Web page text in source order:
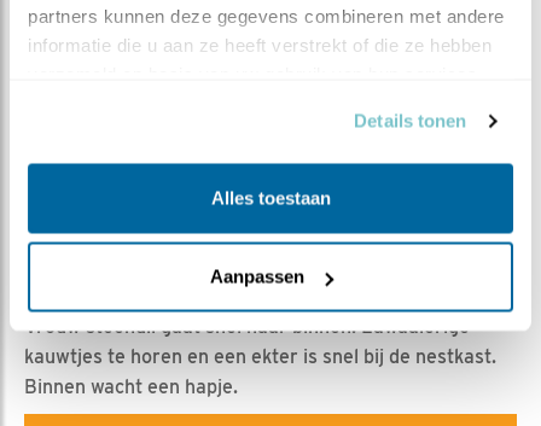
partners kunnen deze gegevens combineren met andere
informatie die u aan ze heeft verstrekt of die ze hebben
Details tonen
Alles toestaan
Aanpassen
Eten in huis
Geert | Geplaatst op 26 augustus 2019, 18:22 |
Bewaar dit filmpje|
1066x
Vrouw steenuil gaat snel naar binnen. Lawaaierige
kauwtjes te horen en een ekter is snel bij de nestkast.
Binnen wacht een hapje.